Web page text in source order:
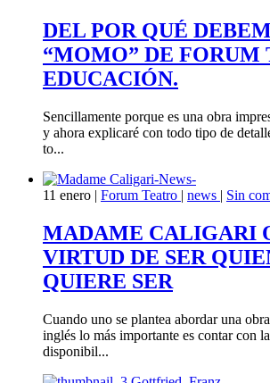
DEL POR QUÉ
“MOMO” DE FORUM
EDUCACIÓN.
Sencillamente porque es una obra
y ahora explicaré con todo tipo de
to...
11 enero | Forum Teatro | news | Sin
MADAME CALIGARI
VIRTUD DE SER
QUIERE SER
Cuando uno se plantea abordar una
inglés lo más importante es contar con
disponibil...